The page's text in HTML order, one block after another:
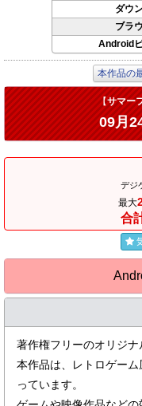
ダウ
ブラ
Android
本作品の
【サマー
09月
デジ
最大
合
著作権フリーのオリジナ
本作品は、レトロゲー
っています。